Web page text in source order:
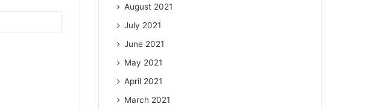
August 2021
July 2021
June 2021
May 2021
April 2021
March 2021